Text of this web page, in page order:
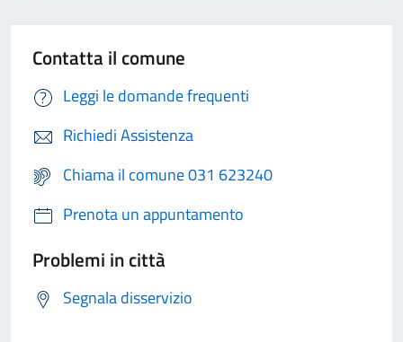
Contatta il comune
Leggi le domande frequenti
Richiedi Assistenza
Chiama il comune 031 623240
Prenota un appuntamento
Problemi in città
Segnala disservizio